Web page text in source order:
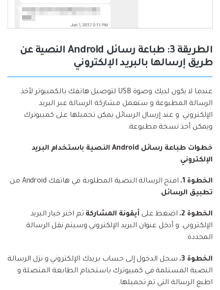
الطريقة 3: طباعة رسائل Android النصية عن
طريق إرسالها بالبريد الإلكتروني
عندما لا يكون لديك وصوة USB لتوصيل هاتفك بالكمبيوتر لأخذ
الرسالة المطبوعة و ستعمل مشاركة الرسالة عبر البريد
الإلكتروني. و عند إرسال الرسائل يمكن تحميلها على كمبيوترك
ويمكن أخذ نسخة مطبوعة.
خطوات طباعة رسائل Android النصية باستخدام البريد
الإلكتروني
الخطوة 1.
افتح الرسالة النصية المطلوبة في هاتفك Android من
تطبيق الرسائل.
الخطوة 2. اضغط على أيقونة المشاركة ثم اختر خيار البريد
الإلكتروني. و أدخل عنوان البريد الإلكتروني وسيتم نقل الرسالة
المحددة.
الخطوة 3.
سجل الدخول إلى حساب بريدك الإلكتروني و نزل الرسالة
النصية المستلمة في كمبيوترك باستخدام الطابعة المتصلة و
اطبع الرسالة التي تم تحميلها.